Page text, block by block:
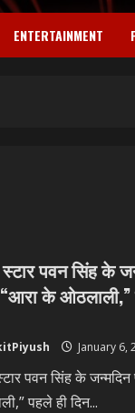
ENTERTAINMENT
स्टार पवन सिंह के
“आरा के ओठलाली,”
January 6,
पवन सिंह के
पहले ही दिन...